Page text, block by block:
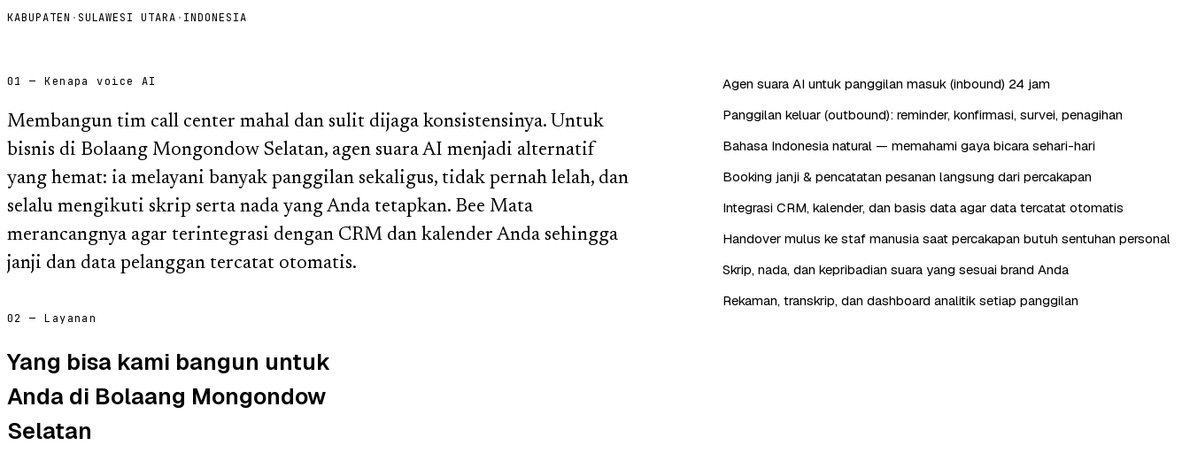
KABUPATEN · SULAWESI UTARA · INDONESIA
01 — Kenapa voice AI
Membangun tim call center mahal dan sulit dijaga konsistensinya. Untuk
bisnis di Bolaang Mongondow Selatan, agen suara AI menjadi alternatif
yang hemat: ia melayani banyak panggilan sekaligus, tidak pernah lelah, dan
selalu mengikuti skrip serta nada yang Anda tetapkan. Bee Mata
merancangnya agar terintegrasi dengan CRM dan kalender Anda sehingga
janji dan data pelanggan tercatat otomatis.
Agen suara AI untuk panggilan masuk (inbound) 24 jam
Panggilan keluar (outbound): reminder, konfirmasi, survei, penagihan
Bahasa Indonesia natural — memahami gaya bicara sehari-hari
Booking janji & pencatatan pesanan langsung dari percakapan
Integrasi CRM, kalender, dan basis data agar data tercatat otomatis
Handover mulus ke staf manusia saat percakapan butuh sentuhan personal
Skrip, nada, dan kepribadian suara yang sesuai brand Anda
Rekaman, transkrip, dan dashboard analitik setiap panggilan
02 — Layanan
Yang bisa kami bangun untuk
Anda di Bolaang Mongondow
Selatan